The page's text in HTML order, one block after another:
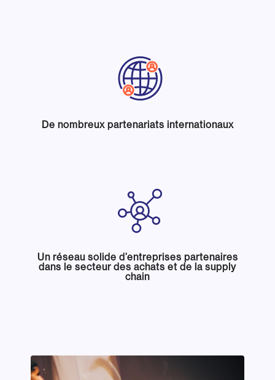
De nombreux partenariats internationaux
Un réseau solide d’entreprises partenaires
dans le secteur des achats et de la supply
chain